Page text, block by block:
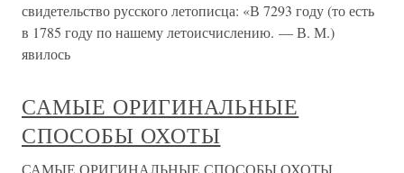
свидетельство русского летописца: «В 7293 году (то есть
в 1785 году по нашему летоисчислению. — В. М.)
явилось
САМЫЕ ОРИГИНАЛЬНЫЕ
СПОСОБЫ ОХОТЫ
САМЫЕ ОРИГИНАЛЬНЫЕ СПОСОБЫ ОХОТЫ